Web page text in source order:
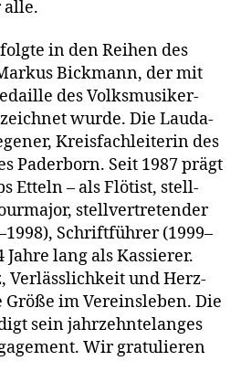
alle.
in den Rei­hen des
Bick­mann, der mit
des Volks­mu­si­ker­
wur­de. Die Lau­da­
Kreis­fach­lei­te­rin des
Pader­born. Seit 1987 prägt
Etteln – als Flö­tist, stell­
stell­ver­tre­ten­der
Schrift­füh­rer (1999–
Jah­re lang als Kas­sie­rer.
Ver­läss­lich­keit und Herz­
im Ver­eins­le­ben. Die
sein jahr­zehn­te­lan­ges
Wir gra­tu­lie­ren